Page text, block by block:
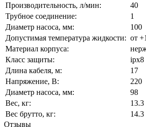
Производительность, л/мин:
40
Трубное соединение:
1
Диаметр насоса, мм:
100
Допустимая температура жидкости: от
Материал корпуса:
Класс защиты:
ipx8
Длина кабеля, м:
17
Напряжение, В:
220
Диаметр насоса, мм:
98
Вес, кг:
13.3
Вес брутто, кг:
14.3
Отзывы